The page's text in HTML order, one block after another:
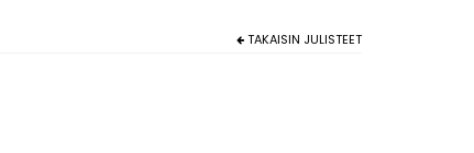
TAKAISIN JULISTEET